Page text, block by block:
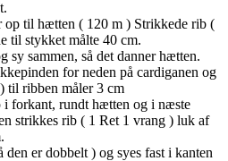
op til hætten ( 120 m ) Strikkede rib (
til stykket målte 40 cm.
sy sammen, så det danner hætten.
for neden på cardiganen og
til ribben måler 3 cm
i forkant, rundt hætten og i næste
strikkes rib ( 1 Ret 1 vrang ) luk af
den er dobbelt ) og syes fast i kanten